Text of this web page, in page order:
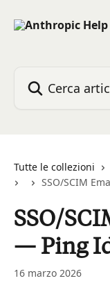
Tutte le collezioni
SSO/SCIM
SSO/
— Ping
16 marzo 2026